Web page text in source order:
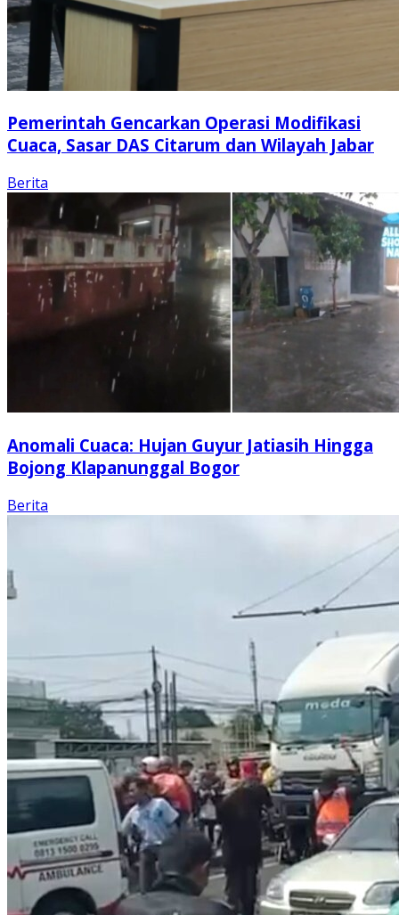
Pemerintah Gencarkan Operasi Modifikasi
Cuaca, Sasar DAS Citarum dan Wilayah Jabar
Berita
Anomali Cuaca: Hujan Guyur Jatiasih Hingga
Bojong Klapanunggal Bogor
Berita